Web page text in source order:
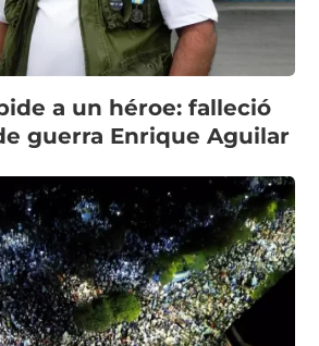
a un héroe: falleció
guerra Enrique Aguilar